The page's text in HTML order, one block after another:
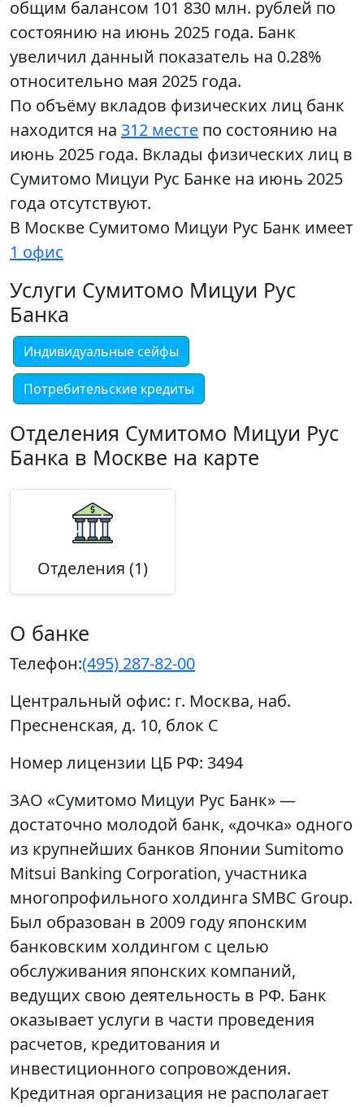
общим балансом 101 830 млн. рублей по
состоянию на июнь 2025 года. Банк
увеличил данный показатель на 0.28%
относительно мая 2025 года.
По объёму вкладов физических лиц банк
находится на 312 месте по состоянию на
июнь 2025 года. Вклады физических лиц в
Сумитомо Мицуи Рус Банке на июнь 2025
года отсутствуют.
В Москве Сумитомо Мицуи Рус Банк имеет
1 офис
Услуги Сумитомо Мицуи Рус
Банка
Индивидуальные сейфы
Потребительские кредиты
Отделения Сумитомо Мицуи Рус
Банка в Москве на карте
Отделения (1)
О банке
Телефон:(495) 287-82-00
Центральный офис: г. Москва, наб.
Пресненская, д. 10, блок С
Номер лицензии ЦБ РФ: 3494
ЗАО «Сумитомо Мицуи Рус Банк» —
достаточно молодой банк, «дочка» одного
из крупнейших банков Японии Sumitomo
Mitsui Banking Corporation, участника
многопрофильного холдинга SMBC Group.
Был образован в 2009 году японским
банковским холдингом с целью
обслуживания японских компаний,
ведущих свою деятельность в РФ. Банк
оказывает услуги в части проведения
расчетов, кредитования и
инвестиционного сопровождения.
Кредитная организация не располагает